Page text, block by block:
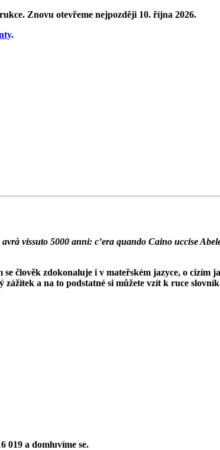
. Znovu otevřeme nejpozději 10. října 2026.
.
vissuto 5000 anni: c’era quando Caino uccise
člověk zdokonaluje i v mateřském jazyce, o
a na to podstatné si můžete vzít k ruce
019 a domluvíme se.